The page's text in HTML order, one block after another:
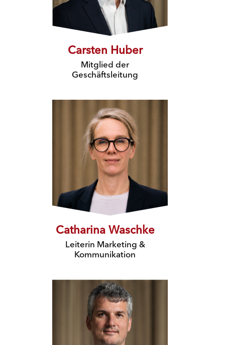
Carsten Huber
Mitglied der
Geschäftsleitung
Catharina Waschke
Leiterin Marketing &
Kommunikation